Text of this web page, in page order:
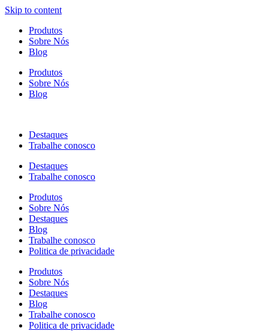
Skip to content
Produtos
Sobre Nós
Blog
Produtos
Sobre Nós
Blog
Destaques
Trabalhe conosco
Destaques
Trabalhe conosco
Produtos
Sobre Nós
Destaques
Blog
Trabalhe conosco
Politica de privacidade
Produtos
Sobre Nós
Destaques
Blog
Trabalhe conosco
Politica de privacidade